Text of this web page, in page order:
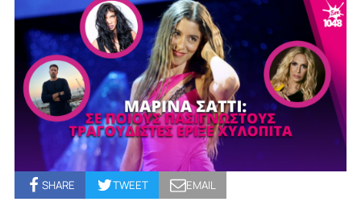
SHARE TWEET EMAIL